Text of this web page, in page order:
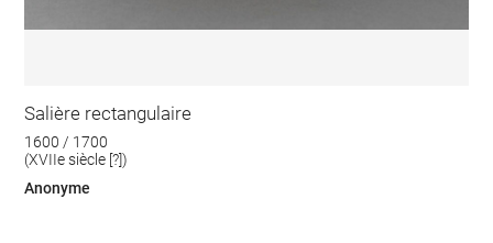
Salière rectangulaire
1600 / 1700
(XVIIe siècle [?])
Anonyme